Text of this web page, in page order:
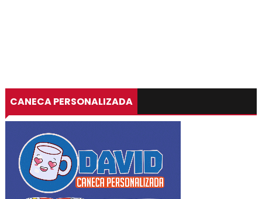
CANECA PERSONALIZADA